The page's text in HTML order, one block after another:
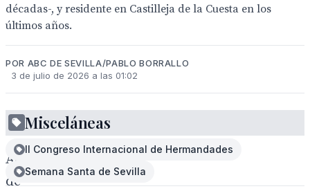
décadas-, y residente en Castilleja de la Cuesta en los
últimos años.
POR ABC DE SEVILLA/PABLO BORRALLO
3 de julio de 2026 a las 01:02
Acaba
de
Misceláneas
II Congreso Internacional de Hermandades
Semana Santa de Sevilla